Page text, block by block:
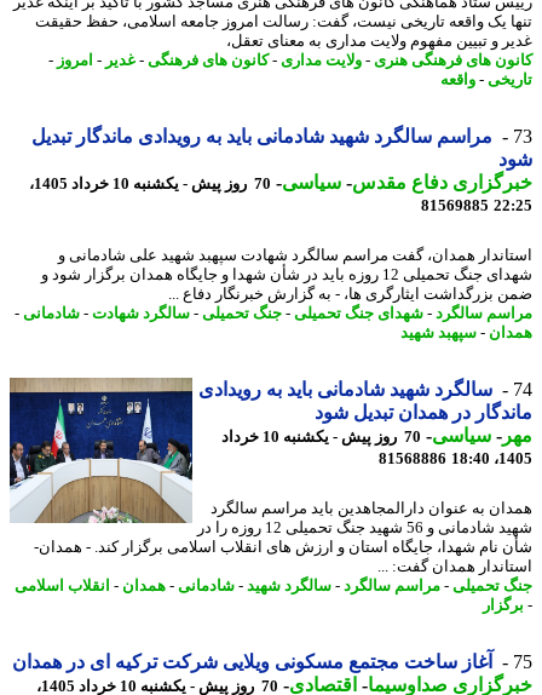
یک واقعه تاریخی نیست، گفت: رسالت امروز جامعه اسلامی، حفظ حقیقت
و تبیین مفهوم ولایت مداری به معنای تعقل،
های فرهنگی هنری- ولایت مداری- کانون های فرهنگی-غدیر-امروز-
-واقعه
مراسم سالگرد شهید شادمانی باید به رویدادی ماندگار تبدیل
دفاع مقدس-سیاسی-
70 روز پیش - یکشنبه 10 خرداد 1405،
81569885
همدان، گفت مراسم سالگرد شهادت سپهبد شهید علی شادمانی و
شهدای جنگ تحمیلی 12 روزه باید در شأن شهدا و جایگاه همدان برگزار شود و
بزرگداشت ایثارگری ها، - به گزارش خبرنگار دفاع ...
سالگرد-شهدای جنگ تحمیلی-جنگ تحمیلی-سالگرد شهادت-شادمانی-
- سپهبد شهید
سالگرد شهید شادمانی باید به رویدادی
در همدان تبدیل شود
-سیاسی-
70 روز پیش - یکشنبه 10 خرداد
81568886
به عنوان دارالمجاهدین باید مراسم سالگرد
شهید شادمانی و 56 شهید جنگ تحمیلی 12 روزه را در
نام شهدا، جایگاه استان و ارزش های انقلاب اسلامی برگزار کند. - همدان-
همدان گفت: ...
تحمیلی-مراسم سالگرد-سالگرد شهید-شادمانی-همدان- انقلاب اسلامی
آغاز ساخت مجتمع مسکونی ویلایی شرکت ترکیه ای در همدان
صداوسیما-اقتصادی- 70 روز پیش - یکشنبه 10 خرداد 1405،